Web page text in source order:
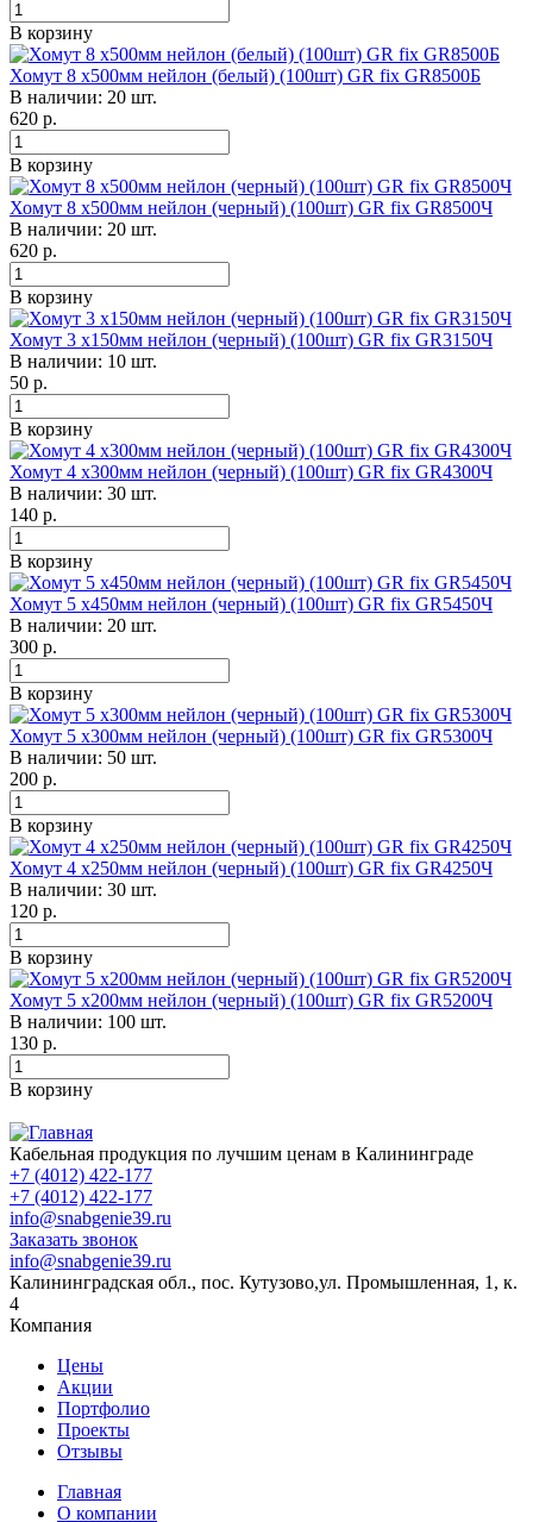
В корзину
Хомут 8 х500мм нейлон (белый) (100шт) GR fix GR8500Б
В наличии: 20 шт.
620 р.
В корзину
Хомут 8 х500мм нейлон (черный) (100шт) GR fix GR8500Ч
В наличии: 20 шт.
620 р.
В корзину
Хомут 3 х150мм нейлон (черный) (100шт) GR fix GR3150Ч
В наличии: 10 шт.
50 р.
В корзину
Хомут 4 х300мм нейлон (черный) (100шт) GR fix GR4300Ч
В наличии: 30 шт.
140 р.
В корзину
Хомут 5 х450мм нейлон (черный) (100шт) GR fix GR5450Ч
В наличии: 20 шт.
300 р.
В корзину
Хомут 5 х300мм нейлон (черный) (100шт) GR fix GR5300Ч
В наличии: 50 шт.
200 р.
В корзину
Хомут 4 х250мм нейлон (черный) (100шт) GR fix GR4250Ч
В наличии: 30 шт.
120 р.
В корзину
Хомут 5 х200мм нейлон (черный) (100шт) GR fix GR5200Ч
В наличии: 100 шт.
130 р.
В корзину
Кабельная продукция по лучшим ценам в Калининграде
+7 (4012) 422-177
+7 (4012) 422-177
info@snabgenie39.ru
Заказать звонок
info@snabgenie39.ru
Калининградская обл., пос. Кутузово,ул. Промышленная, 1, к.
4
Компания
Цены
Акции
Портфолио
Проекты
Отзывы
Главная
О компании